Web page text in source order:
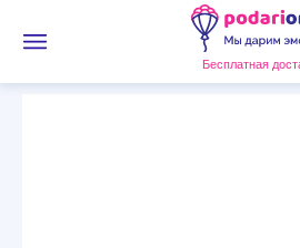
Бесплатная